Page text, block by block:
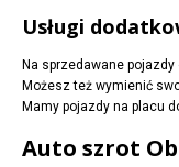
Usługi
Na sprzedawane
Możesz też wymienić
Mamy pojazdy na placu
Auto szrot